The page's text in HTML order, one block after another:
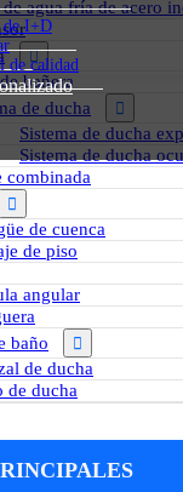
de I+D
de calidad
agua fría de acero
bañera
de ducha
Sistema de ducha
Sistema de ducha
combinada
de cuenca
de piso
angular
baño
de ducha
de ducha